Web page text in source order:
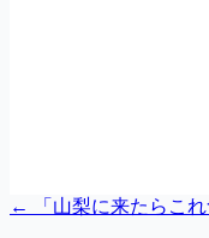
← 「 山梨に来たらこ